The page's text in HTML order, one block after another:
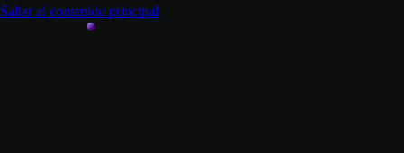
Saltar al contenido principal